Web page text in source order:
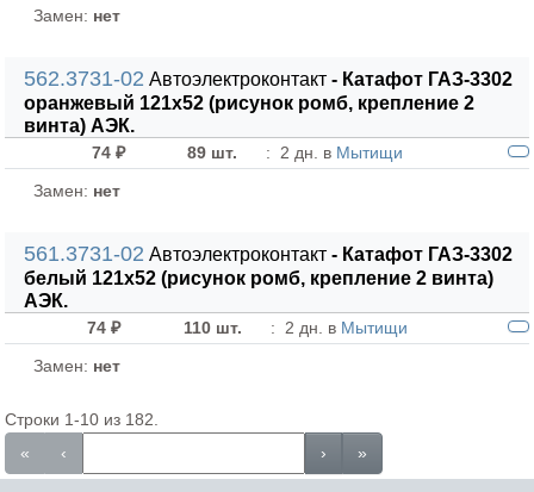
Замен: нет
562.3731-02 Автоэлектроконтакт - Катафот ГАЗ-3302
оранжевый 121х52 (рисунок ромб, крепление 2
винта) АЭК.
74 ₽ 89 шт. : 2 дн. в Мытищи
Замен: нет
561.3731-02 Автоэлектроконтакт - Катафот ГАЗ-3302
белый 121х52 (рисунок ромб, крепление 2 винта)
АЭК.
74 ₽ 110 шт. : 2 дн. в Мытищи
Замен: нет
Строки 1-10 из 182.
«
‹ › »